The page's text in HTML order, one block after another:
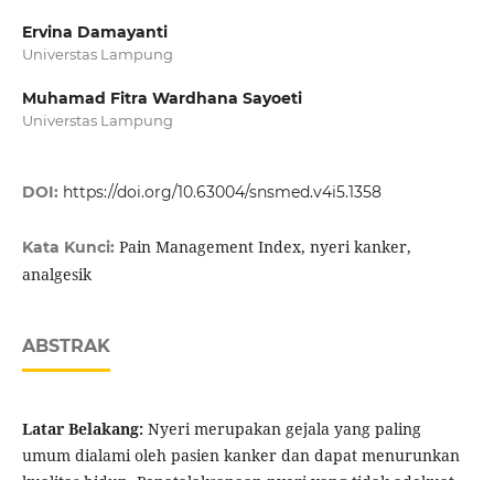
Ervina Damayanti
Universtas Lampung
Muhamad Fitra Wardhana Sayoeti
Universtas Lampung
DOI: https://doi.org/10.63004/snsmed.v4i5.1358
Kata Kunci: Pain Management Index, nyeri kanker,
analgesik
ABSTRAK
Latar Belakang:Nyeri merupakan gejala yang paling
umum dialami oleh pasien kanker dan dapat menurunkan